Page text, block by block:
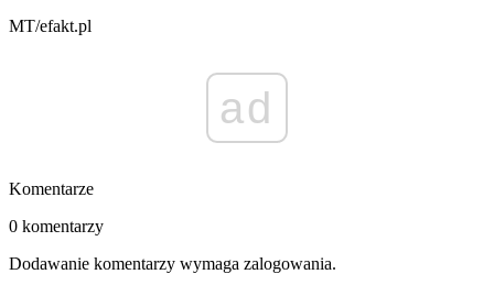
MT/efakt.pl
ad
Komentarze
0 komentarzy
Dodawanie komentarzy wymaga zalogowania.